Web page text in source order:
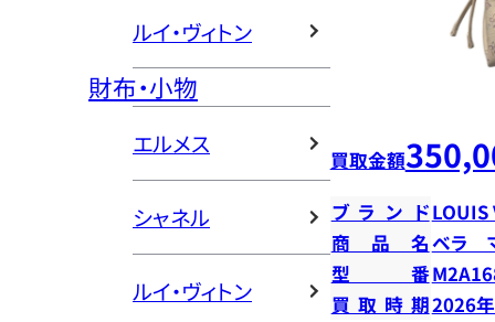
ルイ・ヴィトン
財布・小物
エルメス
シャネル
ルイ・ヴィトン
買取金額
ブランドLOUIS
商品名ベラ
型番
買取時期2026